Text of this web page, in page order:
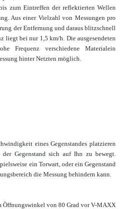
zum Eintreffen der reflektierten Wellen
Aus einer Vielzahl von Messungen pro
der Entfernung und daraus blitzschnell
liegt bei nur 1,5 km/h. Die ausgesendeten
Frequenz verschiedene Materialein
hinter Netzten möglich.
eines Gegenstandes platzieren
Gegenstand sich auf Ihn zu bewegt.
ein Torwart, oder ein Gegenstand
die Messung behindern kann.
Öffnungswinkel von 80 Grad vor V-MAXX